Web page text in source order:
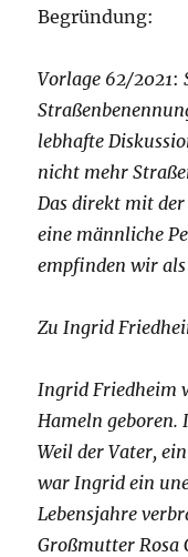
Begründung:
Vorlage 62/2021:
lebhafte
nicht mehr
Das direkt mit
eine männliche
empfinden wir
Zu Ingrid
Ingrid Friedheim
Hameln geboren.
Weil der Vater,
war Ingrid ein
Lebensjahre
Großmutter Rosa